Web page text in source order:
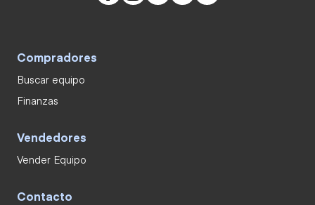
Compradores
Buscar equipo
Finanzas
Vendedores
Vender Equipo
Contacto